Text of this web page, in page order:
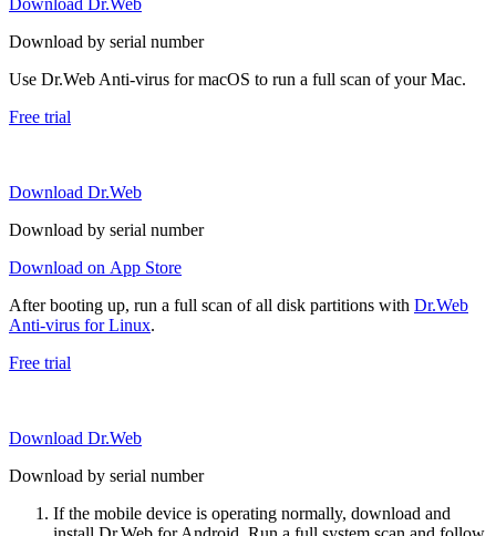
Download by serial number
Use Dr.Web Anti-virus for macOS to run a full scan of your Mac.
Free trial
Download Dr.Web
Download by serial number
Download on App Store
After booting up, run a full scan of all disk partitions with Dr.Web
Anti-virus for Linux.
Free trial
Download Dr.Web
Download by serial number
If the mobile device is operating normally, download and